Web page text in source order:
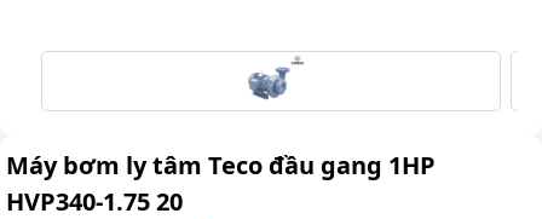
Máy bơm ly tâm Teco đầu gang 1HP
HVP340-1.75 20